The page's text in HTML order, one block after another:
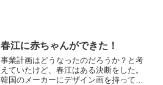
春江に赤ちゃんができた！
事業計画はどうなったのだろうか？と考
えていたけど、春江はある決断をした。
韓国のメーカーにデザイン画を持ってい